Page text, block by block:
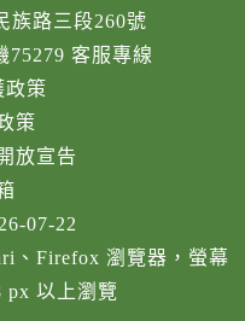
族路三段260號
75279 客服專線
政策
策
放宣告
07-22
、Firefox 瀏覽器，螢幕
px 以上瀏覽